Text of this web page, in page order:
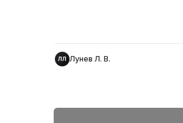
ЛЛ Лунев Л. В.